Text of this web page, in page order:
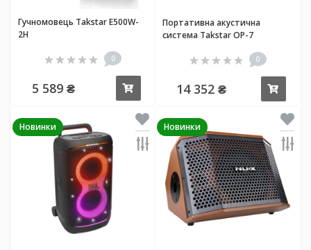
Гучномовець Takstar E500W-
2H
0
5 589 ₴
Портативна акустична
система Takstar OP-7
0
14 352 ₴
Новинки Новинки